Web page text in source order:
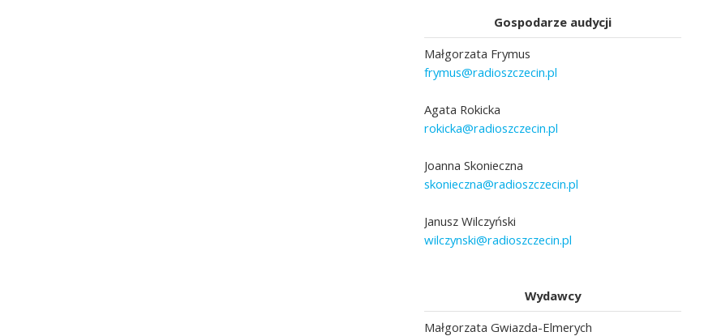
Gospodarze audycji
Małgorzata Frymus
frymus@radioszczecin.pl
Agata Rokicka
rokicka@radioszczecin.pl
Joanna Skonieczna
skonieczna@radioszczecin.pl
Janusz Wilczyński
wilczynski@radioszczecin.pl
Wydawcy
Małgorzata Gwiazda-Elmerych